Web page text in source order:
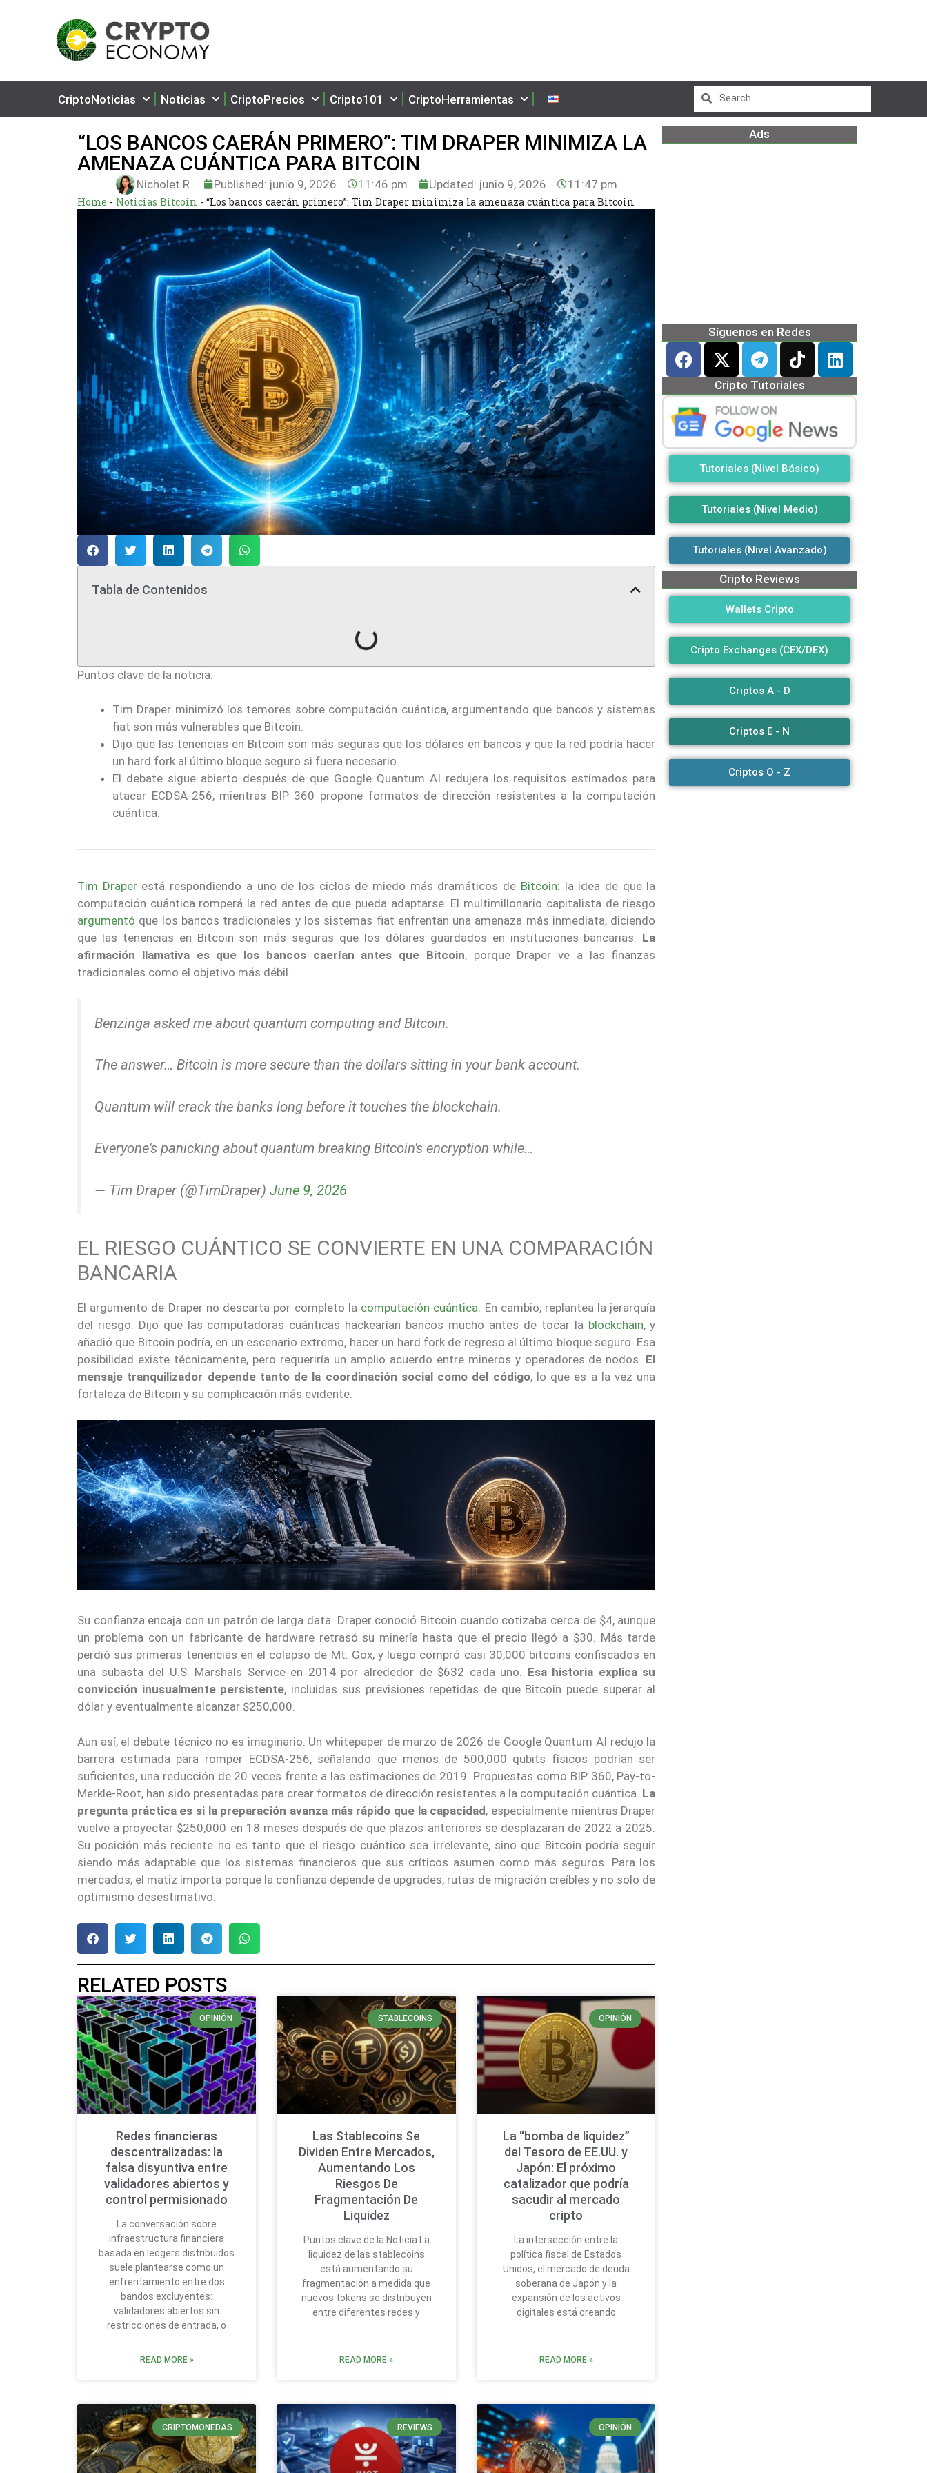
CriptoNoticias Noticias CriptoPrecios Cripto101 CriptoHerramientas
“LOS BANCOS CAERÁN PRIMERO”: TIM DRAPER MINIMIZA LA
AMENAZA CUÁNTICA PARA BITCOIN
Nicholet R. Published: junio 9, 2026 11:46 pm Updated: junio 9, 2026 11:47 pm
Home - Noticias Bitcoin - “Los bancos caerán primero”: Tim Draper minimiza la amenaza cuántica para Bitcoin
Tabla de Contenidos
Puntos clave de la noticia:
Tim Draper minimizó los temores sobre computación cuántica, argumentando que bancos y sistemas
fiat son más vulnerables que Bitcoin.
Dijo que las tenencias en Bitcoin son más seguras que los dólares en bancos y que la red podría hacer
un hard fork al último bloque seguro si fuera necesario.
El debate sigue abierto después de que Google Quantum AI redujera los requisitos estimados para
atacar ECDSA-256, mientras BIP 360 propone formatos de dirección resistentes a la computación
cuántica.
Tim Draperestá respondiendo a uno de los ciclos de miedo más dramáticos de Bitcoin: la idea de que la
computación cuántica romperá la red antes de que pueda adaptarse. El multimillonario capitalista de riesgo
argumentó que los bancos tradicionales y los sistemas fiat enfrentan una amenaza más inmediata, diciendo
que las tenencias en Bitcoin son más seguras que los dólares guardados en instituciones bancarias. La
afirmación llamativa es que los bancos caerían antes que Bitcoin, porque Draper ve a las finanzas
tradicionales como el objetivo más débil.
Benzinga asked me about quantum computing and Bitcoin.
The answer… Bitcoin is more secure than the dollars sitting in your bank account.
Quantum will crack the banks long before it touches the blockchain.
Everyone's panicking about quantum breaking Bitcoin's encryption while…
— Tim Draper (@TimDraper) June 9, 2026
EL RIESGO CUÁNTICO SE CONVIERTE EN UNA COMPARACIÓN
BANCARIA
El argumento de Draper no descarta por completo la computación cuántica . En cambio, replantea la jerarquía
del riesgo. Dijo que las computadoras cuánticas hackearían bancos mucho antes de tocar la blockchain, y
añadió que Bitcoin podría, en un escenario extremo, hacer un hard fork de regreso al último bloque seguro. Esa
posibilidad existe técnicamente, pero requeriría un amplio acuerdo entre mineros y operadores de nodos. El
mensaje tranquilizador depende tanto de la coordinación social como del código, lo que es a la vez una
fortaleza de Bitcoin y su complicación más evidente.
Su confianza encaja con un patrón de larga data. Draper conoció Bitcoin cuando cotizaba cerca de $4, aunque
un problema con un fabricante de hardware retrasó su minería hasta que el precio llegó a $30. Más tarde
perdió sus primeras tenencias en el colapso de Mt. Gox, y luego compró casi 30,000 bitcoins confiscados en
una subasta del U.S. Marshals Service en 2014 por alrededor de $632 cada uno. Esa historia explica su
convicción inusualmente persistente, incluidas sus previsiones repetidas de que Bitcoin puede superar al
dólar y eventualmente alcanzar $250,000.
Aun así, el debate técnico no es imaginario. Un whitepaper de marzo de 2026 de Google Quantum AI redujo la
barrera estimada para romper ECDSA-256, señalando que menos de 500,000 qubits físicos podrían ser
suficientes, una reducción de 20 veces frente a las estimaciones de 2019. Propuestas como BIP 360, Pay-to-
Merkle-Root, han sido presentadas para crear formatos de dirección resistentes a la computación cuántica. La
pregunta práctica es si la preparación avanza más rápido que la capacidad, especialmente mientras Draper
vuelve a proyectar $250,000 en 18 meses después de que plazos anteriores se desplazaran de 2022 a 2025.
Su posición más reciente no es tanto que el riesgo cuántico sea irrelevante, sino que Bitcoin podría seguir
siendo más adaptable que los sistemas financieros que sus críticos asumen como más seguros. Para los
mercados, el matiz importa porque la confianza depende de upgrades, rutas de migración creíbles y no solo de
optimismo desestimativo.
RELATED POSTS
OPINIÓN
Redes financieras
descentralizadas: la
falsa disyuntiva entre
validadores abiertos y
control permisionado
La conversación sobre
infraestructura financiera
basada en ledgers distribuidos
suele plantearse como un
enfrentamiento entre dos
bandos excluyentes:
validadores abiertos sin
restricciones de entrada, o
READ MORE »
STABLECOINS
Las Stablecoins Se
Dividen Entre Mercados,
Aumentando Los
Riesgos De
Fragmentación De
Liquidez
Puntos clave de la Noticia La
liquidez de las stablecoins
está aumentando su
fragmentación a medida que
nuevos tokens se distribuyen
entre diferentes redes y
READ MORE »
OPINIÓN
La “bomba de liquidez”
del Tesoro de EE.UU. y
Japón: El próximo
catalizador que podría
sacudir al mercado
cripto
La intersección entre la
política fiscal de Estados
Unidos, el mercado de deuda
soberana de Japón y la
expansión de los activos
digitales está creando
READ MORE »
CRIPTOMONEDAS REVIEWS OPINIÓN
Ads
Síguenos en Redes
Cripto Tutoriales
Tutoriales (Nivel Básico)
Tutoriales (Nivel Medio)
Tutoriales (Nivel Avanzado)
Cripto Reviews
Wallets Cripto
Cripto Exchanges (CEX/DEX)
Criptos A - D
Criptos E - N
Criptos O - Z